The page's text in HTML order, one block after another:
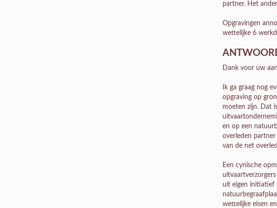
partner. Het
Opgravingen
wettelijke 6
Dank voor uw
Ik ga graag nog
opgraving op
moeten zijn. Dat
en op een
overleden partner
van de net
Een cynische
uit eigen initiatief
wettelijke eisen